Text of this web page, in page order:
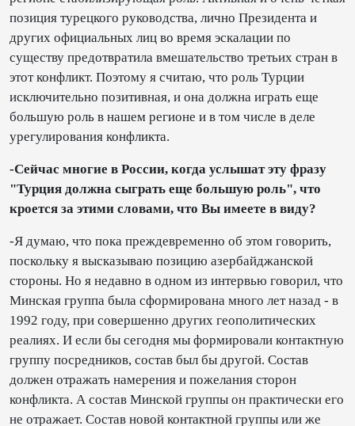
позиция турецкого руководства, лично Президента и
других официальных лиц во время эскалации по
существу предотвратила вмешательство третьих стран в
этот конфликт. Поэтому я считаю, что роль Турции
исключительно позитивная, и она должна играть еще
большую роль в нашем регионе и в том числе в деле
урегулирования конфликта.
-Сейчас многие в России, когда услышат эту фразу
"Турция должна сыграть еще большую роль", что
кроется за этими словами, что Вы имеете в виду?
-Я думаю, что пока преждевременно об этом говорить,
поскольку я высказываю позицию азербайджанской
стороны. Но я недавно в одном из интервью говорил, что
Минская группа была сформирована много лет назад - в
1992 году, при совершенно других геополитических
реалиях. И если бы сегодня мы формировали контактную
группу посредников, состав был бы другой. Состав
должен отражать намерения и пожелания сторон
конфликта. А состав Минской группы он практически его
не отражает. Состав новой контактной группы или же